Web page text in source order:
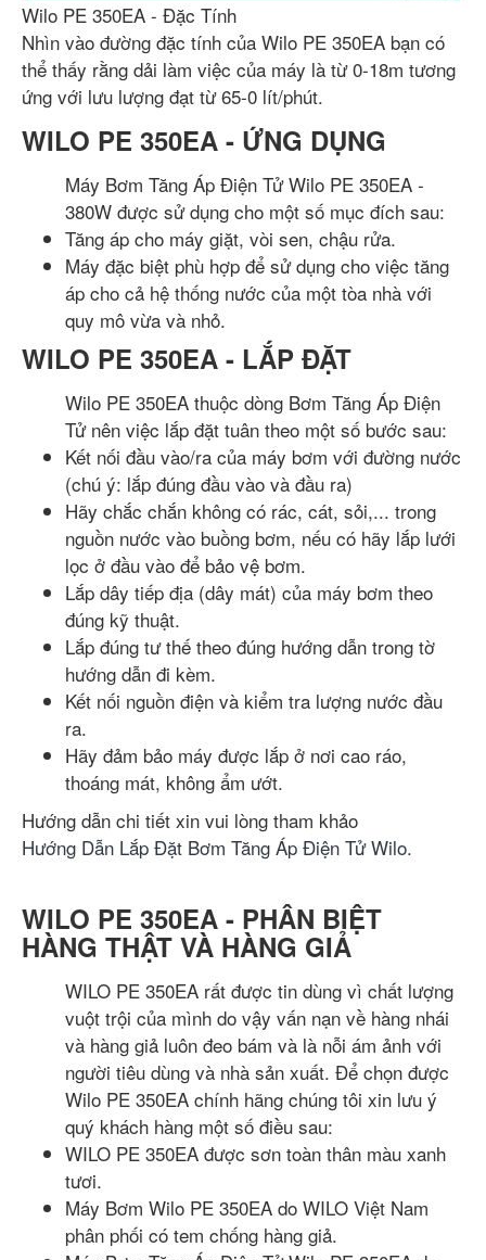
Wilo PE 350EA - Đặc Tính
Nhìn vào đường đặc tính của Wilo PE 350EA bạn có
thể thấy rằng dải làm việc của máy là từ 0-18m tương
ứng với lưu lượng đạt từ 65-0 lít/phút.
WILO PE 350EA - ỨNG DỤNG
Máy Bơm Tăng Áp Điện Tử Wilo PE 350EA -
380W được sử dụng cho một số mục đích sau:
Tăng áp cho máy giặt, vòi sen, chậu rửa.
Máy đặc biệt phù hợp để sử dụng cho việc tăng
áp cho cả hệ thống nước của một tòa nhà với
quy mô vừa và nhỏ.
WILO PE 350EA - LẮP ĐẶT
Wilo PE 350EA thuộc dòng Bơm Tăng Áp Điện
Tử nên việc lắp đặt tuân theo một số bước sau:
Kết nối đầu vào/ra của máy bơm với đường nước
(chú ý: lắp đúng đầu vào và đầu ra)
Hãy chắc chắn không có rác, cát, sỏi,... trong
nguồn nước vào buồng bơm, nếu có hãy lắp lưới
lọc ở đầu vào để bảo vệ bơm.
Lắp dây tiếp địa (dây mát) của máy bơm theo
đúng kỹ thuật.
Lắp đúng tư thế theo đúng hướng dẫn trong tờ
hướng dẫn đi kèm.
Kết nối nguồn điện và kiểm tra lượng nước đầu
ra.
Hãy đảm bảo máy được lắp ở nơi cao ráo,
thoáng mát, không ẩm ướt.
Hướng dẫn chi tiết xin vui lòng tham khảo
Hướng Dẫn Lắp Đặt Bơm Tăng Áp Điện Tử Wilo.
WILO PE 350EA - PHÂN BIỆT
HÀNG THẬT VÀ HÀNG GIẢ
WILO PE 350EA rất được tin dùng vì chất lượng
vuột trội của mình do vậy vấn nạn về hàng nhái
và hàng giả luôn đeo bám và là nỗi ám ảnh với
người tiêu dùng và nhà sản xuất. Để chọn được
Wilo PE 350EA chính hãng chúng tôi xin lưu ý
quý khách hàng một số điều sau:
WILO PE 350EA được sơn toàn thân màu xanh
tươi.
Máy Bơm Wilo PE 350EA do WILO Việt Nam
phân phối có tem chống hàng giả.